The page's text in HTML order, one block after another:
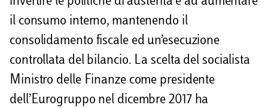
il consumo interno, mantenendo il
consolidamento fiscale ed un’esecuzione
controllata del bilancio. La scelta del socialista
Ministro delle Finanze come presidente
dell’Eurogruppo nel dicembre 2017 ha